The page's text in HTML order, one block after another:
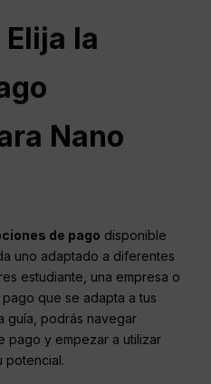
la
Nano
de pago disponible
uno adaptado a diferentes
estudiante, una empresa o
que se adapta a tus
guía, podrás navegar
pago y empezar a utilizar
potencial.